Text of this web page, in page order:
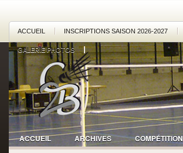
ACCUEIL INSCRIPTIONS SAISON 2026-2027
GALERIE PHOTOS
ACCUEIL ARCHIVES COMPÉTITION